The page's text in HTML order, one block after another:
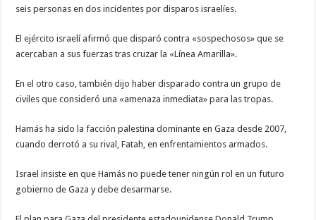
seis personas en dos incidentes por disparos israelíes.
El ejército israelí afirmó que disparó contra «sospechosos» que se
acercaban a sus fuerzas tras cruzar la «Línea Amarilla».
En el otro caso, también dijo haber disparado contra un grupo de
civiles que consideró una «amenaza inmediata» para las tropas.
Hamás ha sido la facción palestina dominante en Gaza desde 2007,
cuando derrotó a su rival, Fatah, en enfrentamientos armados.
Israel insiste en que Hamás no puede tener ningún rol en un futuro
gobierno de Gaza y debe desarmarse.